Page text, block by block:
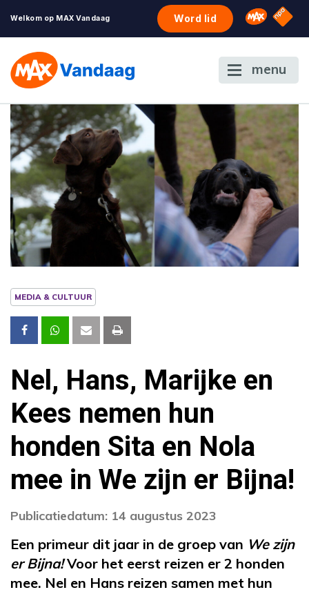
Welkom op MAX Vandaag Word lid Omroep
NPO
menu
MEDIA & CULTUUR
Nel, Hans, Marijke en
Kees nemen hun
honden Sita en Nola
mee in We zijn er Bijna!
Publicatiedatum: 14 augustus 2023
Een primeur dit jaar in de groep van We zijn
er Bijna!Voor het eerst reizen er 2 honden
mee. Nel en Hans reizen samen met hun